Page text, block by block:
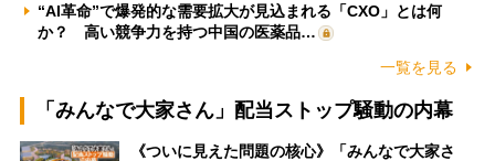
“AI革命”で爆発的な需要拡大が見込まれる「CXO」とは何
か？ 高い競争力を持つ中国の医薬品…
一覧を見る
「みんなで大家さん」配当ストップ騒動の内幕
《ついに見えた問題の核心》「みんなで大家さ